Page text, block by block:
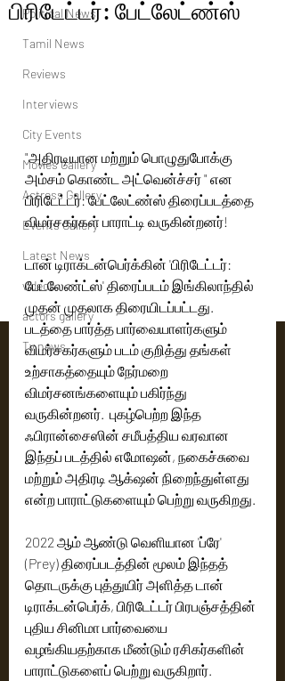
Political News
Tamil News
Reviews
Interviews
City Events
Movies Gallery
Actress Gallery
Events Gallery
Latest News
videos
actors gallery
Tv news
பிரிடேட்டர்: பேட்லேட்ண்ஸ்
"அதிரடியான மற்றும் பொழுதுபோக்கு
அம்சம் கொண்ட அட்வென்ச்சர் " என
பிரிடேட்டர்: பேட்லேட்ண்ஸ் திரைப்படத்தை
விமர்சகர்கள் பாராட்டி வருகின்றனர்!
டான் டிராக்டன்பெர்க்கின் 'பிரிடேட்டர்:
பேட்லேண்ட்ஸ்' திரைப்படம் இங்கிலாந்தில்
முதன் முதலாக திரையிடப்பட்டது.
படத்தை பார்த்த பார்வையாளர்களும்
விமர்சகர்களும் படம் குறித்து தங்கள்
உற்சாகத்தையும் நேர்மறை
விமர்சனங்களையும் பகிர்ந்து
வருகின்றனர்.  புகழ்பெற்ற இந்த
ஃபிரான்சைஸின் சமீபத்திய வரவான
இந்தப் படத்தில் எமோஷன், நகைச்சுவை
மற்றும் அதிரடி ஆக்‌ஷன் நிறைந்துள்ளது
என்ற பாராட்டுகளையும் பெற்று வருகிறது.
2022 ஆம் ஆண்டு வெளியான 'ப்ரே'
(Prey) திரைப்படத்தின் மூலம் இந்தத்
தொடருக்கு புத்துயிர் அளித்த டான்
டிராக்டன்பெர்க், பிரிடேட்டர் பிரபஞ்சத்தின்
புதிய சினிமா பார்வையை
வழங்கியதற்காக மீண்டும் ரசிகர்களின்
பாராட்டுகளைப் பெற்று வருகிறார்.